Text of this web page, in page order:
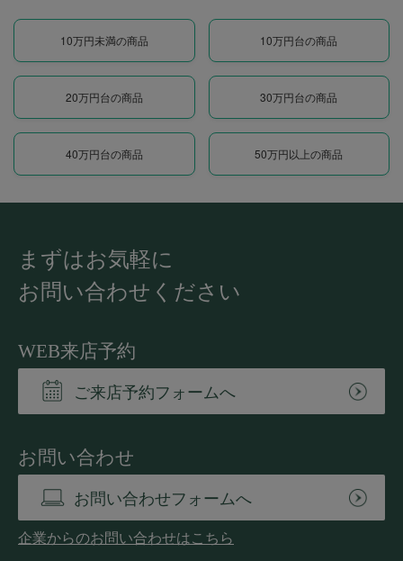
10万円未満の商品 10万円台の商品
20万円台の商品 30万円台の商品
40万円台の商品 50万円以上の商品
まずはお気軽に
お問い合わせください
WEB来店予約
ご来店予約フォームへ
お問い合わせ
お問い合わせフォームへ
企業からのお問い合わせはこちら